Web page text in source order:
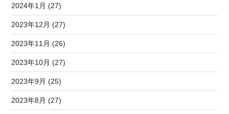
2024年1月 (27)
2023年12月 (27)
2023年11月 (26)
2023年10月 (27)
2023年9月 (25)
2023年8月 (27)